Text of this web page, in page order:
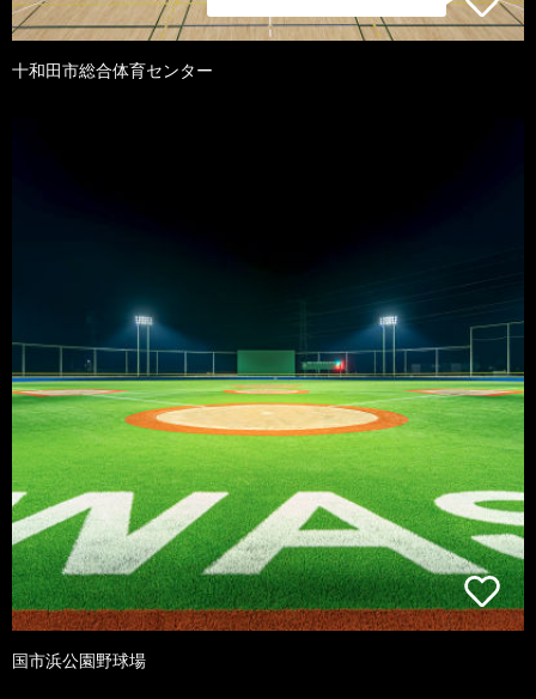
十和田市総合体育センター
国市浜公園野球場